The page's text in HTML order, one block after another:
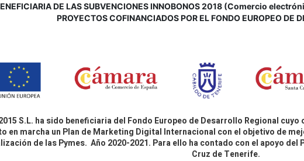
DE LAS SUBVENCIONES INNOBONOS 2018 (Comercio
PROYECTOS COFINANCIADOS POR EL FONDO EUROPEO DE
2015 S.L. ha sido beneficiaria del Fondo Europeo de Desarrollo Regional
en marcha un Plan de Marketing Digital Internacional con el objetivo de
de las Pymes. Año 2020-2021. Para ello ha contado con el apoyo del
Cruz de Tenerife.